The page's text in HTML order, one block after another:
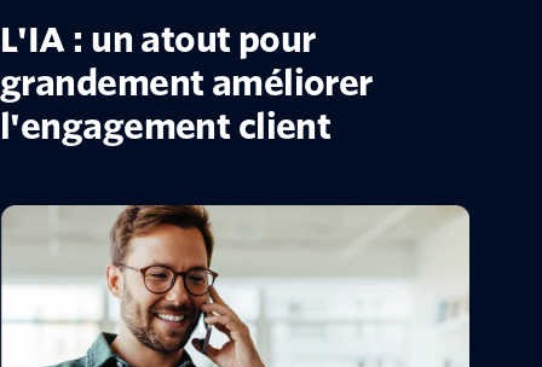
L'IA : un atout pour
grandement améliorer
l'engagement client